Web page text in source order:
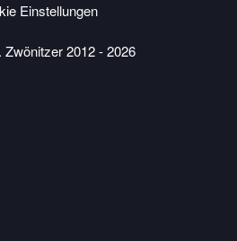
Einstellungen
2012 -2026